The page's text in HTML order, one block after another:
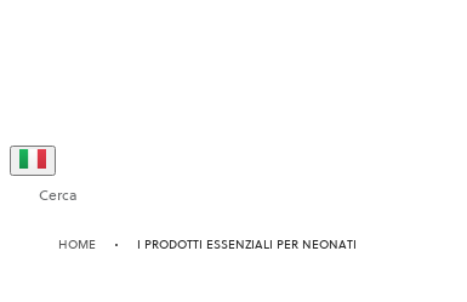
Cerca
HOME I PRODOTTI ESSENZIALI PER NEONATI